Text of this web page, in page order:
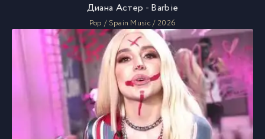
Диана Астер - Barbie
Pop / Spain Music / 2026